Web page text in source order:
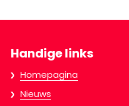
Handige links
Homepagina
Nieuws